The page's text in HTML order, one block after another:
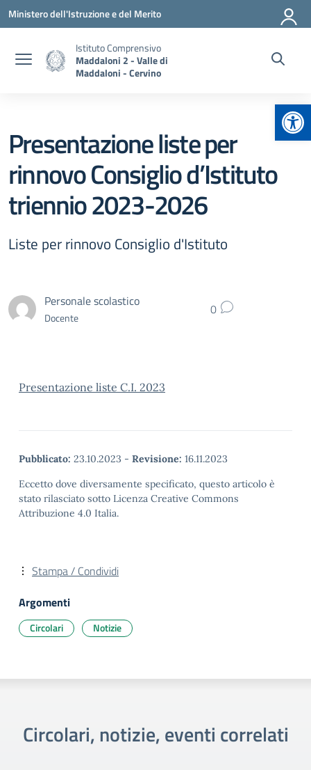
Vai ai contenuti
Vai al menu di navigazione
Vai al footer
Ministero dell'Istruzione e del Merito
Istituto Comprensivo
Maddaloni 2 - Valle di
Maddaloni - Cervino
Presentazione liste per
rinnovo Consiglio d’Istituto
triennio 2023-2026
Liste per rinnovo Consiglio d'Istituto
Personale scolastico
Docente 0
Presentazione liste C.I. 2023
Pubblicato: 23.10.2023 - Revisione: 16.11.2023
Eccetto dove diversamente specificato, questo articolo è
stato rilasciato sotto Licenza Creative Commons
Attribuzione 4.0 Italia.
Stampa / Condividi
Argomenti
Circolari Notizie
Circolari, notizie, eventi correlati